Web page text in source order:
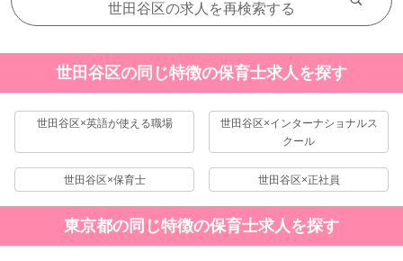
世田谷区の求人を再検索する
世田谷区の同じ特徴の保育士求人を探す
世田谷区×英語が使える職場
世田谷区×インターナショナルス
クール
世田谷区×保育士 世田谷区×正社員
東京都の同じ特徴の保育士求人を探す